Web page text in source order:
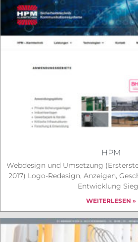
HPM
Webdesign und Umsetzung
2017) Logo-Redesign, Anzeigen,
Entwicklung
WEITERLESEN »